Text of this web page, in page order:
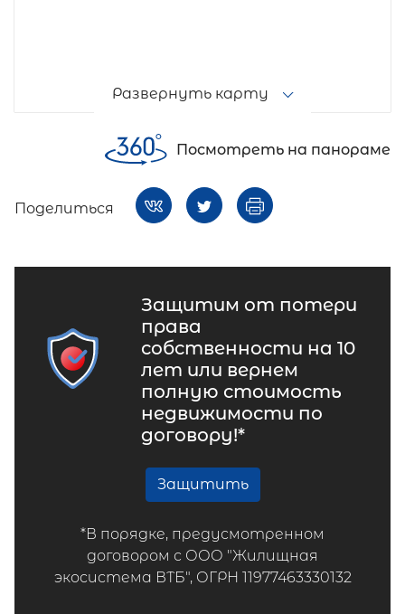
Развернуть карту
Посмотреть на панораме
Поделиться
Защитим от потери
права
собственности на 10
лет или вернем
полную стоимость
недвижимости по
договору!*
Защитить
*В порядке, предусмотренном
договором с ООО "Жилищная
экосистема ВТБ", ОГРН 11977463330132